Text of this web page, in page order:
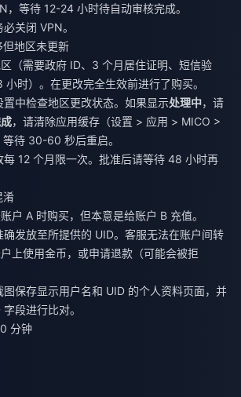
，等待 12-24 小时待自动审核完成。
关闭 VPN。
地区未更新
（需要政府 ID、3 个月居住证明、短信验
时）。在更改完全生效前进行了购买。
置中检查地区更改状态。如果显示处理中，请
，请清除应用缓存（设置 > 应用 > MICO >
待 30-60 秒后重启。
每 12 个月限一次。批准后请等待 48 小时再
淆
A 时购买，但本意是给账户 B 充值。
确发放至所提供的 UID。客服无法在账户间转
上使用金币，或申请退款（可能会被拒
图保存显示用户名和 UID 的个人资料页面，并
段进行比对。
分钟